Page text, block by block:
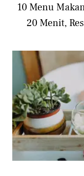
10 Menu
20 Menit,